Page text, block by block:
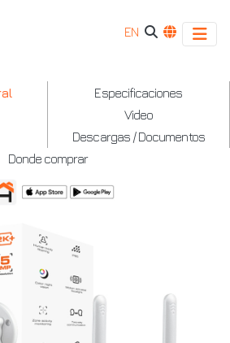
EN
Especificaciones
Video
Descargas / Documentos
Donde comprar